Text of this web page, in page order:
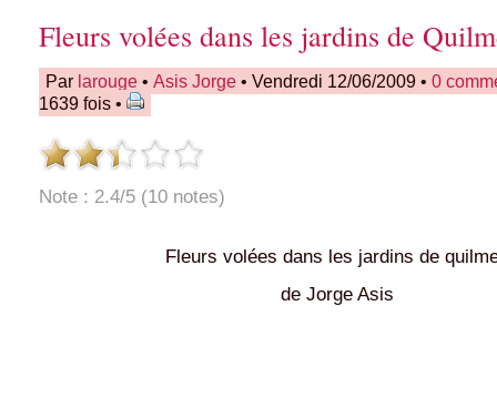
Fleurs volées dans les jardins de
Par larouge • Asis Jorge • Vendredi 12/06/2009 • 0
1639 fois •
Note : 2.4/5 (10 notes)
Fleurs volées dans les jardins de
de Jorge Asis